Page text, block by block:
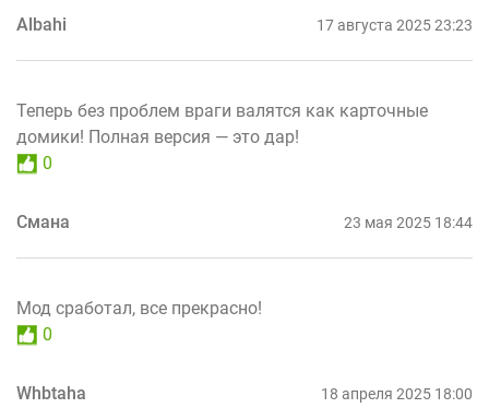
Albahi 17 августа 2025 23:23
Теперь без проблем враги валятся как карточные
домики! Полная версия — это дар!
0
Смана 23 мая 2025 18:44
Мод сработал, все прекрасно!
0
Whbtaha 18 апреля 2025 18:00